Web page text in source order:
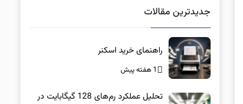
جدیدترین مقالات
راهنمای خرید اسکنر
1 هفته پیش
تحلیل عملکرد رم‌های 128 گیگابایت در